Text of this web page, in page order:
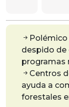
despido de
programas
Centros
ayuda a
forestales